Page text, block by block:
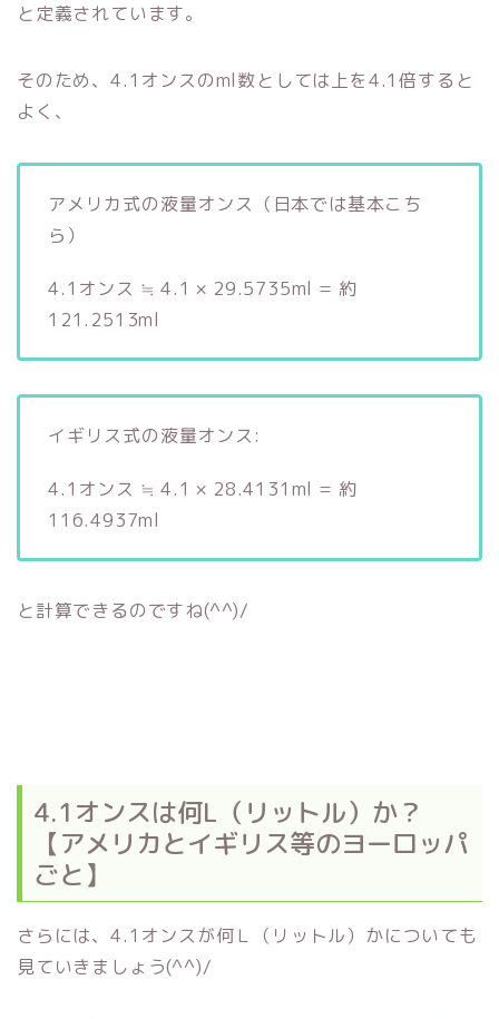
と定義されています。
そのため、4.1オンスのml数としては上を4.1倍すると
よく、
アメリカ式の液量オンス（日本では基本こち
ら）
4.1オンス ≒ 4.1 × 29.5735ml = 約
121.2513ml
イギリス式の液量オンス:
4.1オンス ≒ 4.1 × 28.4131ml = 約
116.4937ml
と計算できるのですね(^^)/
4.1オンスは何L（リットル）か？
【アメリカとイギリス等のヨーロッパ
ごと】
さらには、4.1オンスが何Ｌ（リットル）かについても
見ていきましょう(^^)/